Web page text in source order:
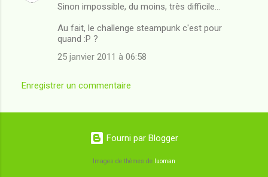
Sinon impossible, du moins, très difficile...
Au fait, le challenge steampunk c'est pour
quand :P ?
25 janvier 2011 à 06:58
Enregistrer un commentaire
Fourni par Blogger
Images de thèmes de luoman